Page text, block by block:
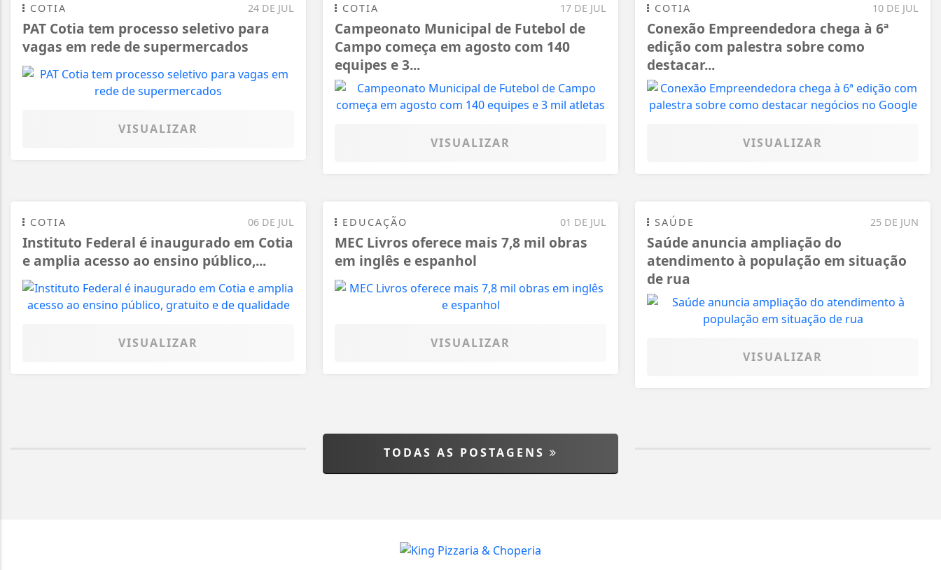
24 DE JUL
COTIA
PAT Cotia tem processo seletivo para
vagas em rede de supermercados
VISUALIZAR
17 DE JUL
COTIA
Campeonato Municipal de Futebol de
Campo começa em agosto com 140
equipes e 3...
VISUALIZAR
10 DE JUL
COTIA
Conexão Empreendedora chega à 6ª
edição com palestra sobre como
destacar...
VISUALIZAR
06 DE JUL
COTIA
Instituto Federal é inaugurado em Cotia
e amplia acesso ao ensino público,...
VISUALIZAR
01 DE JUL
EDUCAÇÃO
MEC Livros oferece mais 7,8 mil obras
em inglês e espanhol
VISUALIZAR
25 DE JUN
SAÚDE
Saúde anuncia ampliação do
atendimento à população em situação
de rua
VISUALIZAR
TODAS AS POSTAGENS